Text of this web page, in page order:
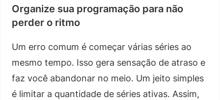
Organize sua programação para não
perder o ritmo
Um erro comum é começar várias séries ao
mesmo tempo. Isso gera sensação de atraso e
faz você abandonar no meio. Um jeito simples
é limitar a quantidade de séries ativas. Assim,